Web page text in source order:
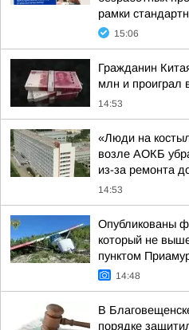
рамки
15:06
Гражданин
млн и проиграл
14:53
«Люди на
возле АОКБ
из-за ремонта
14:53
Опубликованы
который не
пунктом
14:48
В
порядке